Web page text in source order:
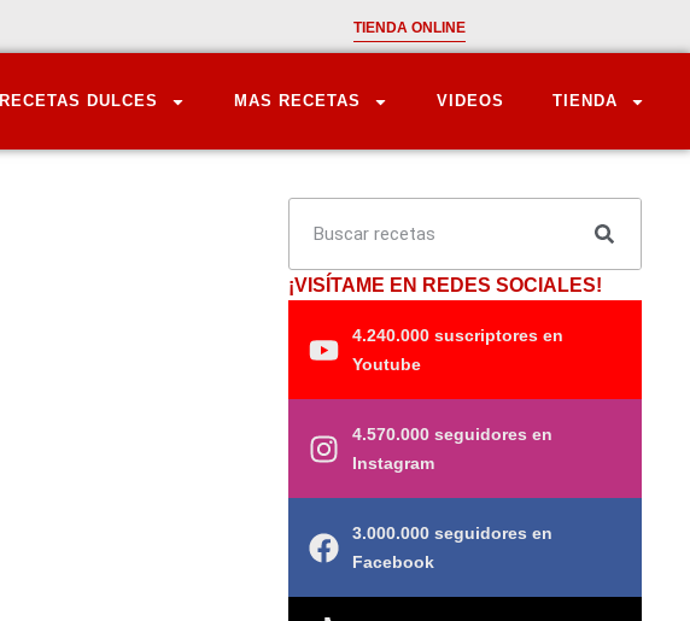
TIENDA ONLINE
RECETAS DULCES MAS RECETAS VIDEOS TIENDA
¡VISÍTAME EN REDES SOCIALES!
4.240.000 suscriptores en
Youtube
4.570.000 seguidores en
Instagram
3.000.000 seguidores en
Facebook